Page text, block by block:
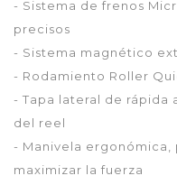
- Sistema de frenos
precisos
- Sistema magnético
- Rodamiento Roller
- Tapa lateral de rápida
del reel
- Manivela
maximizar la fuerza